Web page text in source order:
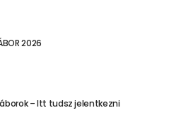
2026
– Itt tudsz jelentkezni